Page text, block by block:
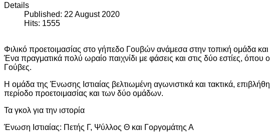
Details
Published: 22 August 2020
Hits: 1555
Φιλικό προετοιμασίας στο γήπεδο Γουβών ανάμεσα στην τοπική ομάδα
Ένα πραγματικά πολύ ωραίο παιχνίδι με φάσεις και στις δύο εστίες,
Γούβες.
Η ομάδα της Ένωσης Ιστιαίας βελτιωμένη αγωνιστικά και τακτικά,
περίοδο προετοιμασίας και των δύο ομάδων.
Τα γκολ για την ιστορία
Ένωση Ιστιαίας: Πετής Γ, Ψύλλος Θ και Γοργομάτης Α